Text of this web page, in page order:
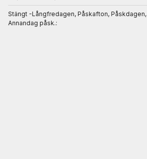
Stängt -Långfredagen, Påskafton, Påskdagen,
Annandag påsk.: